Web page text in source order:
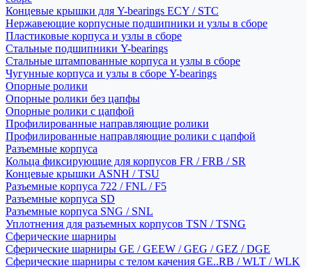
Концевые крышки для Y-bearings ECY / STC
Нержавеющие корпусные подшипники и узлы в сборе
Пластиковые корпуса и узлы в сборе
Стальные подшипники Y-bearings
Стальные штампованные корпуса и узлы в сборе
Чугунные корпуса и узлы в сборе Y-bearings
Опорные ролики
Опорные ролики без цапфы
Опорные ролики с цапфой
Профилированные направляющие ролики
Профилированные направляющие ролики с цапфой
Разъемные корпуса
Кольца фиксирующие для корпусов FR / FRB / SR
Концевые крышки ASNH / TSU
Разъемные корпуса 722 / FNL / F5
Разъемные корпуса SD
Разъемные корпуса SNG / SNL
Уплотнения для разъемных корпусов TSN / TSNG
Сферические шарниры
Сферические шарниры GE / GEEW / GEG / GEZ / DGE
Сферические шарниры с телом качения GE..RB / WLT / WLK